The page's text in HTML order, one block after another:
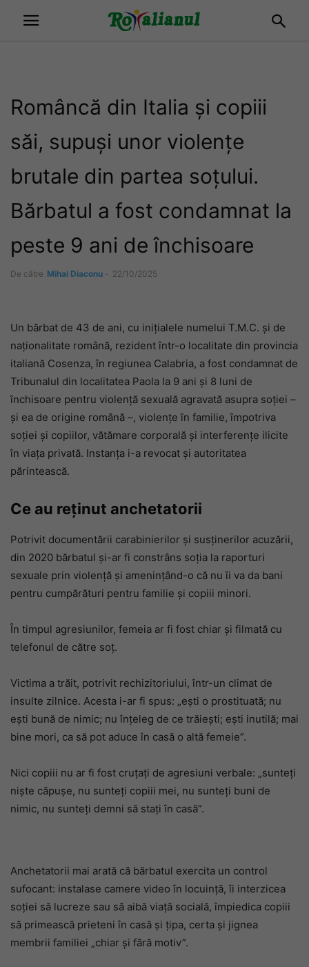
Româncă din Italia și copiii
săi, supuși unor violențe
brutale din partea soțului.
Bărbatul a fost condamnat la
peste 9 ani de închisoare
De către Mihai Diaconu - 22/10/2025
Un bărbat de 43 de ani, cu inițialele numelui T.M.C. și de
naționalitate română, rezident într-o localitate din provincia
italiană Cosenza, în regiunea Calabria, a fost condamnat de
Tribunalul din localitatea Paola la 9 ani și 8 luni de
închisoare pentru violență sexuală agravată asupra soției –
și ea de origine română –, violențe în familie, împotriva
soției și copiilor, vătămare corporală și interferențe ilicite
în viața privată. Instanța i-a revocat și autoritatea
părintească.
Ce au reținut anchetatorii
Potrivit documentării carabinierilor și susținerilor acuzării,
din 2020 bărbatul și-ar fi constrâns soția la raporturi
sexuale prin violență și amenințând-o că nu îi va da bani
pentru cumpărături pentru familie și copiii minori.
În timpul agresiunilor, femeia ar fi fost chiar și filmată cu
telefonul de către soț.
Victima a trăit, potrivit rechizitoriului, într-un climat de
insulte zilnice. Acesta i-ar fi spus: „ești o prostituată; nu
ești bună de nimic; nu înțeleg de ce trăiești; ești inutilă; mai
bine mori, ca să pot aduce în casă o altă femeie”.
Nici copiii nu ar fi fost cruțați de agresiuni verbale: „sunteți
niște căpușe, nu sunteți copiii mei, nu sunteți buni de
nimic, nu sunteți demni să stați în casă”.
Anchetatorii mai arată că bărbatul exercita un control
sufocant: instalase camere video în locuință, îi interzicea
soției să lucreze sau să aibă viață socială, împiedica copiii
să primească prieteni în casă și țipa, certa și jignea
membrii familiei „chiar și fără motiv”.